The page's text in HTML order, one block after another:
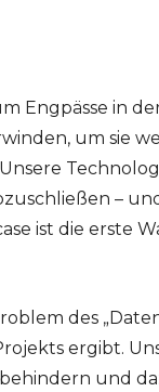
Engpässe in
um sie
–
ist die erste
des
ergibt.
und